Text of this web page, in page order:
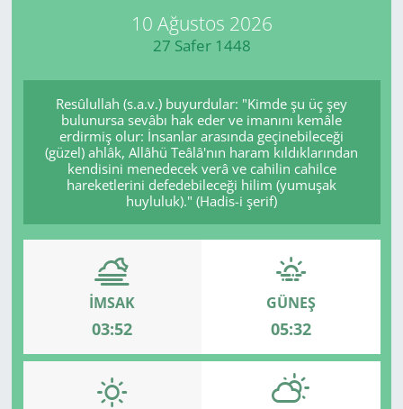
10 Ağustos 2026
27 Safer 1448
Resûlullah (s.a.v.) buyurdular: "Kimde şu üç şey
bulunursa sevâbı hak eder ve imanını kemâle
erdirmiş olur: İnsanlar arasında geçinebileceği
(güzel) ahlâk, Allâhü Teâlâ'nın haram kıldıklarından
kendisini menedecek verâ ve cahilin cahilce
hareketlerini defedebileceği hilim (yumuşak
huyluluk)." (Hadis-i şerif)
İMSAK
03:52
GÜNEŞ
05:32